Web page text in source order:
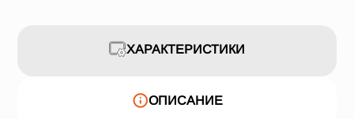
ХАРАКТЕРИСТИКИ
ОПИСАНИЕ